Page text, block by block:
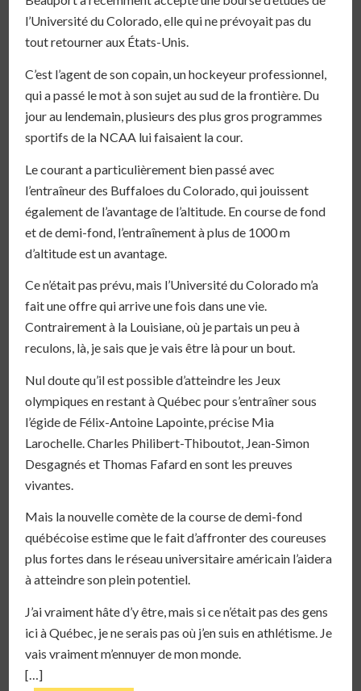
l’Université du Colorado, elle qui ne prévoyait pas du
tout retourner aux États-Unis.
C’est l’agent de son copain, un hockeyeur professionnel,
qui a passé le mot à son sujet au sud de la frontière. Du
jour au lendemain, plusieurs des plus gros programmes
sportifs de la NCAA lui faisaient la cour.
Le courant a particulièrement bien passé avec
l’entraîneur des Buffaloes du Colorado, qui jouissent
également de l’avantage de l’altitude. En course de fond
et de demi-fond, l’entraînement à plus de 1000 m
d’altitude est un avantage.
Ce n’était pas prévu, mais l’Université du Colorado m’a
fait une offre qui arrive une fois dans une vie.
Contrairement à la Louisiane, où je partais un peu à
reculons, là, je sais que je vais être là pour un bout.
Nul doute qu’il est possible d’atteindre les Jeux
olympiques en restant à Québec pour s’entraîner sous
l’égide de Félix-Antoine Lapointe, précise Mia
Larochelle. Charles Philibert-Thiboutot, Jean-Simon
Desgagnés et Thomas Fafard en sont les preuves
vivantes.
Mais la nouvelle comète de la course de demi-fond
québécoise estime que le fait d’affronter des coureuses
plus fortes dans le réseau universitaire américain l’aidera
à atteindre son plein potentiel.
J’ai vraiment hâte d’y être, mais si ce n’était pas des gens
ici à Québec, je ne serais pas où j’en suis en athlétisme. Je
vais vraiment m’ennuyer de mon monde.
[…]